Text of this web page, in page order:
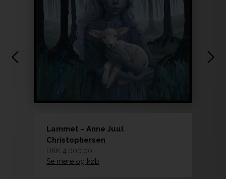
Lammet - Anne Juul
Christophersen
DKK 4.000,00
Se mere og køb